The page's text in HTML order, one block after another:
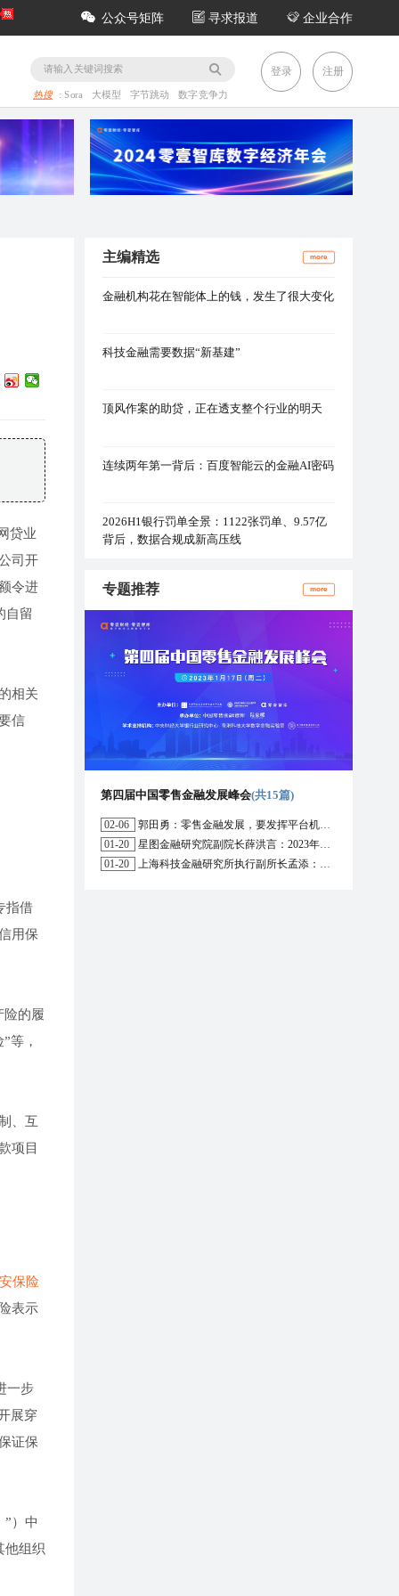
公众号矩阵 寻求报道 企业合作
热搜 :Sora 大模型 字节跳动 数字竞争力
登录 注册
贷业
司开
令进
自留
相关
信
指借
用保
险的履
等，
、互
项目
保险
表示
一步
展穿
证保
）中
他组织
主编精选 more
金融机构花在智能体上的钱，发生了很大变化
科技金融需要数据“新基建”
顶风作案的助贷，正在透支整个行业的明天
连续两年第一背后：百度智能云的金融AI密码
2026H1银行罚单全景：1122张罚单、9.57亿
背后，数据合规成新高压线
专题推荐 more
第四届中国零售金融发展峰会(共15篇)
02-06
郭田勇：零售金融发展，要发挥平台机构的作用
01-20
星图金融研究院副院长薛洪言：2023年消费信贷或迎来新起点
01-20
上海科技金融研究所执行副所长孟添：开放银行与嵌入式金融为数字普惠金融带来更大发展空间